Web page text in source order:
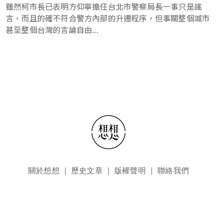
雖然柯市長已表明方仰寧擔任台北市警察局長一事只是謠
言，而且的確不符合警方內部的升遷程序，但事關整個城市
甚至整個台灣的言論自由...
頁尾選單關於想想 歷史文章 版權聲明 聯絡我們